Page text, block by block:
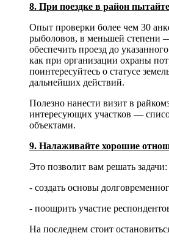
8. При поездке в район
Опыт проверки более чем 30
рыболовов, в меньшей степени
обеспечить проезд до
как при организации охраны
поинтересуйтесь о статусе
дальнейших действий.
Полезно нанести визит в
интересующих участков —
объектами.
9. Налаживайте хорошие
Это позволит вам решать задачи:
- создать основы
- поощрить участие
На последнем стоит